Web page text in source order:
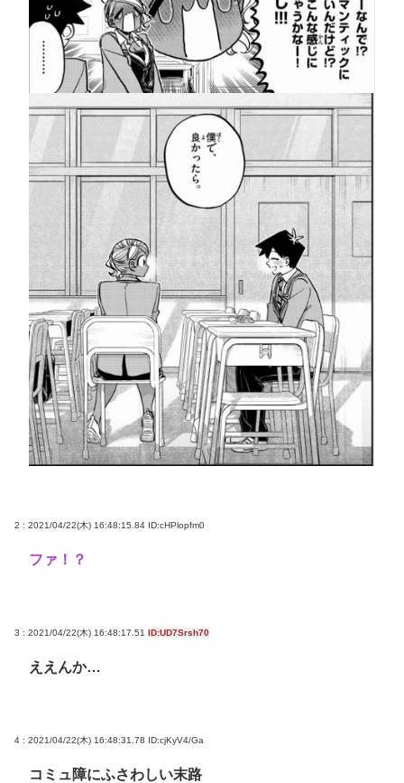
2 : 2021/04/22(木) 16:48:15.84 ID:cHPlopfm0
ファ！？
3 : 2021/04/22(木) 16:48:17.51 ID:UD7Srsh70
ええんか…
4 : 2021/04/22(木) 16:48:31.78 ID:cjKyV4/Ga
コミュ障にふさわしい末路